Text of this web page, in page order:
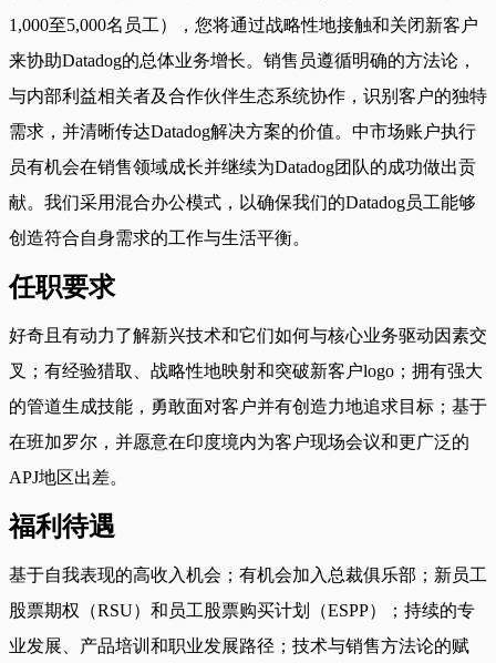
1,000至5,000名员工），您将通过战略性地接触和关闭新客户
来协助Datadog的总体业务增长。销售员遵循明确的方法论，
与内部利益相关者及合作伙伴生态系统协作，识别客户的独特
需求，并清晰传达Datadog解决方案的价值。中市场账户执行
员有机会在销售领域成长并继续为Datadog团队的成功做出贡
献。我们采用混合办公模式，以确保我们的Datadog员工能够
创造符合自身需求的工作与生活平衡。
任职要求
好奇且有动力了解新兴技术和它们如何与核心业务驱动因素交
叉；有经验猎取、战略性地映射和突破新客户logo；拥有强大
的管道生成技能，勇敢面对客户并有创造力地追求目标；基于
在班加罗尔，并愿意在印度境内为客户现场会议和更广泛的
APJ地区出差。
福利待遇
基于自我表现的高收入机会；有机会加入总裁俱乐部；新员工
股票期权（RSU）和员工股票购买计划（ESPP）；持续的专
业发展、产品培训和职业发展路径；技术与销售方法论的赋